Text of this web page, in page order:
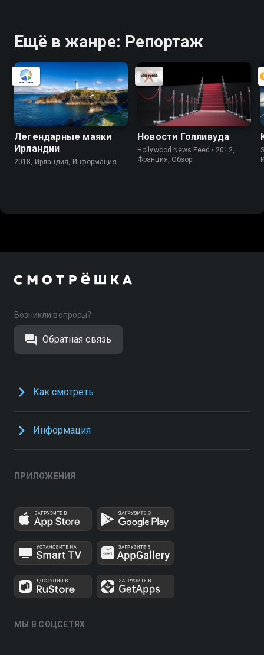
Ещё в жанре: Репортаж
Легендарные маяки
Ирландии
2018, Ирландия, Информация
Новости Голливуда
Hollywood News Feed • 2012,
Франция, Обзор
Возникли вопросы?
Обратная связь
Как смотреть
Информация
ПРИЛОЖЕНИЯ
МЫ В СОЦСЕТЯХ